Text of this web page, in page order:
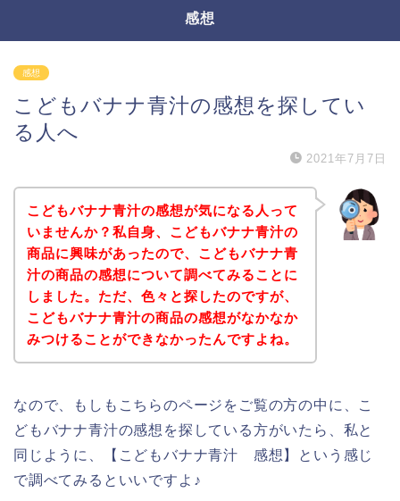
感想
感想
こどもバナナ青汁の感想を探してい
る人へ
2021年7月7日
こどもバナナ青汁の感想が気になる人って
いませんか？私自身、こどもバナナ青汁の
商品に興味があったので、こどもバナナ青
汁の商品の感想について調べてみることに
しました。ただ、色々と探したのですが、
こどもバナナ青汁の商品の感想がなかなか
みつけることができなかったんですよね。
なので、もしもこちらのページをご覧の方の中に、こ
どもバナナ青汁の感想を探している方がいたら、私と
同じように、【こどもバナナ青汁 感想】という感じ
で調べてみるといいですよ♪